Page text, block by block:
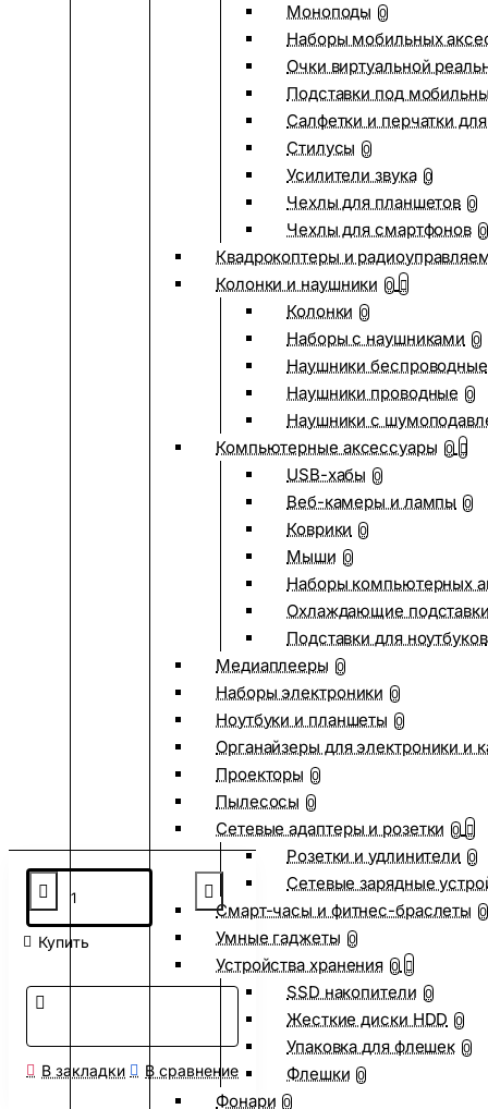
Моноподы 0
Наборы мобильных
Очки виртуальной
Подставки под
Салфетки и перчатки
Стилусы 0
Усилители звука 0
Чехлы для планшетов 0
Чехлы для смартфонов 0
Квадрокоптеры и
Колонки и наушники 0
Колонки 0
Наборы с наушниками 0
Наушники беспроводные
Наушники проводные 0
Наушники с
Компьютерные аксессуары 0
USB-хабы 0
Веб-камеры и лампы 0
Коврики 0
Мыши 0
Наборы компьютерных
Охлаждающие
Подставки для ноутбуков
Медиаплееры 0
Наборы электроники 0
Ноутбуки и планшеты 0
Органайзеры для электроники и
Проекторы 0
Пылесосы 0
Сетевые адаптеры и розетки 0
Розетки и удлинители 0
Сетевые зарядные
Смарт-часы и фитнес-браслеты 0
Умные гаджеты 0
Устройства хранения 0
SSD накопители 0
Жесткие диски HDD 0
Упаковка для флешек 0
Флешки 0
Фонари 0
Купить
В закладки В сравнение